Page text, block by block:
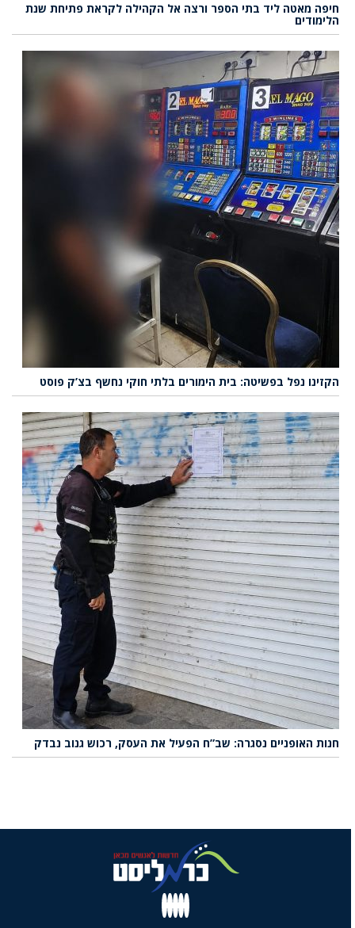
חיפה מאטה ליד בתי הספר ורצה אל הקהילה לקראת פתיחת שנת
הלימודים
הקזינו נפל בפשיטה: בית הימורים בלתי חוקי נחשף בצ’ק פוסט
חנות האופניים נסגרה: שב”ח הפעיל את העסק, רכוש גנוב נבדק